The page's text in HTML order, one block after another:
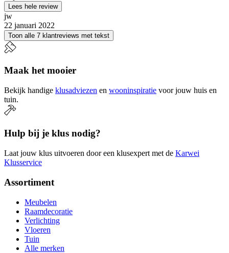
Lees hele review
jw
22 januari 2022
Toon alle 7 klantreviews met tekst
Maak het mooier
Bekijk handige klusadviezen en wooninspiratie voor jouw huis en
tuin.
Hulp bij je klus nodig?
Laat jouw klus uitvoeren door een klusexpert met de Karwei
Klusservice
Assortiment
Meubelen
Raamdecoratie
Verlichting
Vloeren
Tuin
Alle merken